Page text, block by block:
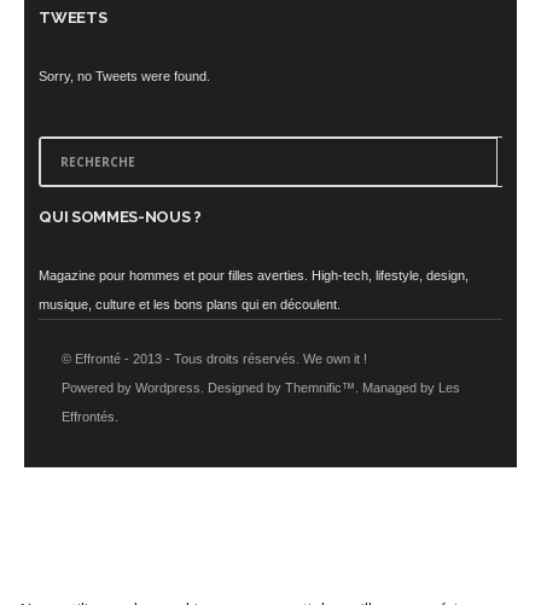
TWEETS
Sorry, no Tweets were found.
QUI SOMMES-NOUS ?
Magazine pour hommes et pour filles averties. High-tech, lifestyle, design,
musique, culture et les bons plans qui en découlent.
© Effronté - 2013 - Tous droits réservés. We own it !
Powered by Wordpress. Designed by Themnific™. Managed by Les
Effrontés.